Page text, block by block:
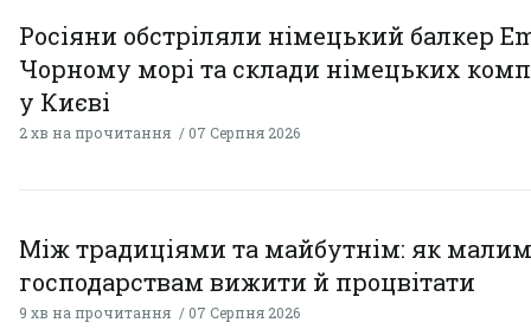
Росіяни обстріляли німецький балкер
Чорному морі та склади німецьких
у Києві
2 хв на прочитання 07 Серпня 2026
Між традиціями та майбутнім: як малим
господарствам вижити й процвітати
9 хв на прочитання 07 Серпня 2026